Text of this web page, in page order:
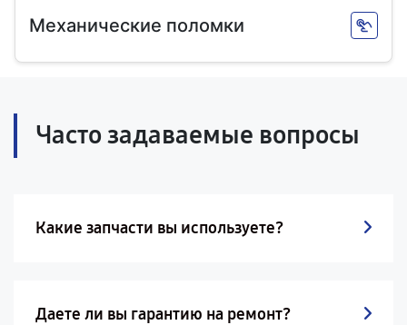
Механические поломки
Часто задаваемые вопросы
Какие запчасти вы используете?
Даете ли вы гарантию на ремонт?